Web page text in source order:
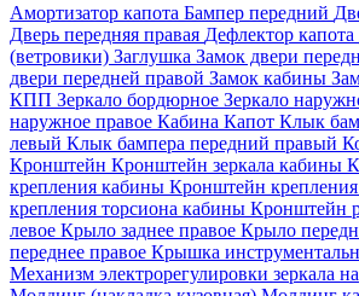
Амортизатор капота Бампер передний
Дверь передняя правая Дефлектор капота
(ветровики) Заглушка Замок двери
двери передней правой Замок кабины
КПП Зеркало бордюрное Зеркало
наружное правое Кабина Капот Клык
левый Клык бампера передний правый
Кронштейн Кронштейн зеркала кабины
крепления кабины Кронштейн
крепления торсиона кабины Кронштейн
левое Крыло заднее правое Крыло
переднее правое Крышка
Механизм электрорегулировки зеркала